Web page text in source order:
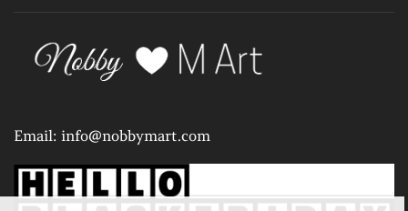
Email: info@nobbymart.com